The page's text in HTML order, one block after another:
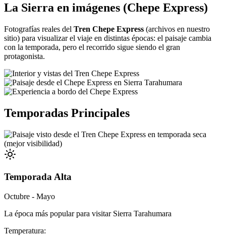
La Sierra en imágenes (Chepe Express)
Fotografías reales del Tren Chepe Express (archivos en nuestro
sitio) para visualizar el viaje en distintas épocas: el paisaje cambia
con la temporada, pero el recorrido sigue siendo el gran
protagonista.
Temporadas Principales
Temporada Alta
Octubre - Mayo
La época más popular para visitar Sierra Tarahumara
Temperatura: